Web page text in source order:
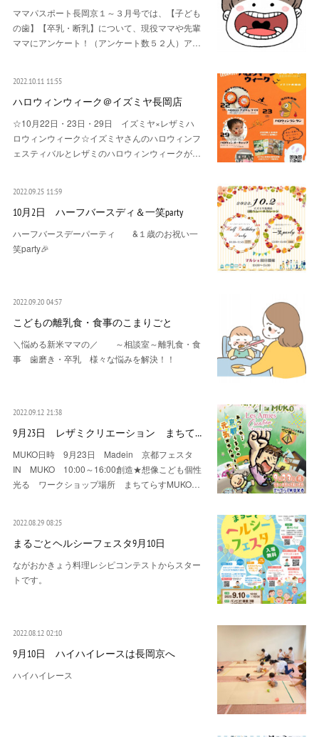
ママパスポート長岡京１～３月号では、【子ども
の歯】【卒乳・断乳】について、現役ママや先輩
ママにアンケート！（アンケート数５２人）ア…
2022.10.11 11:55
ハロウィンウィーク＠イズミヤ長岡店
☆10月22日・23日・29日 イズミヤ×レザミハ
ロウィンウィーク☆イズミヤさんのハロウィンフ
ェスティバルとレザミのハロウィンウィークが…
2022.09.25 11:59
10月2日 ハーフバースディ＆一笑party
ハーフバースデーパーティ &１歳のお祝い一
笑party🎉
2022.09.20 04:57
こどもの離乳食・食事のこまりごと
＼悩める新米ママの／ ～相談室～離乳食・食
事 歯磨き・卒乳 様々な悩みを解決！！
2022.09.12 21:38
9月23日 レザミクリエーション まちて…
MUKO日時 9月23日 Madein 京都フェスタ
IN MUKO 10:00～16:00創造★想像こども個性
光る ワークショップ場所 まちてらすMUKO…
2022.08.29 08:25
まるごとヘルシーフェスタ9月10日
ながおかきょう料理レシピコンテストからスター
トです。
2022.08.12 02:10
9月10日 ハイハイレースは長岡京へ
ハイハイレース